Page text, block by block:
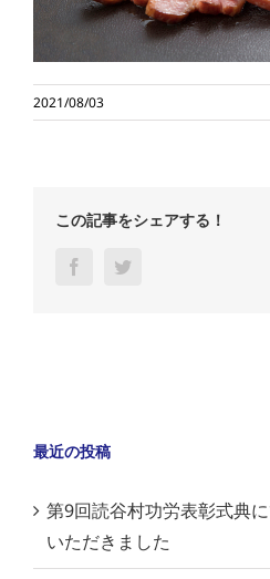
2021/08/03
この記事をシェアする！
Facebook
最近の投稿
第9回読谷村功労表彰式典
いただきました